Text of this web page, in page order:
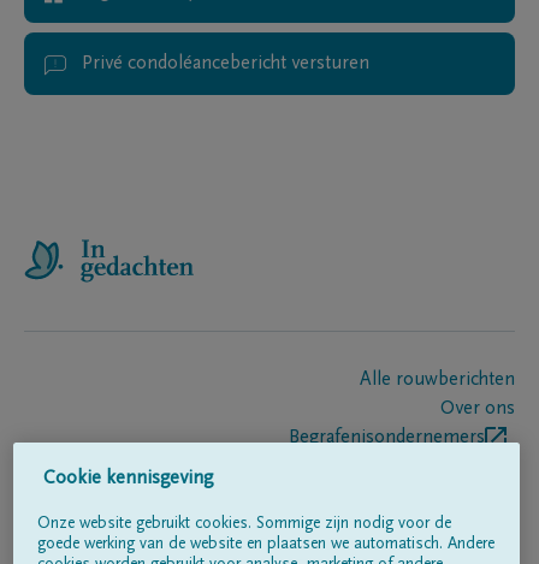
Privé condoléancebericht versturen
Alle rouwberichten
Over ons
Begrafenisondernemers
Volg ons op
Cookie kennisgeving
Onze website gebruikt cookies. Sommige zijn nodig voor de
goede werking van de website en plaatsen we automatisch. Andere